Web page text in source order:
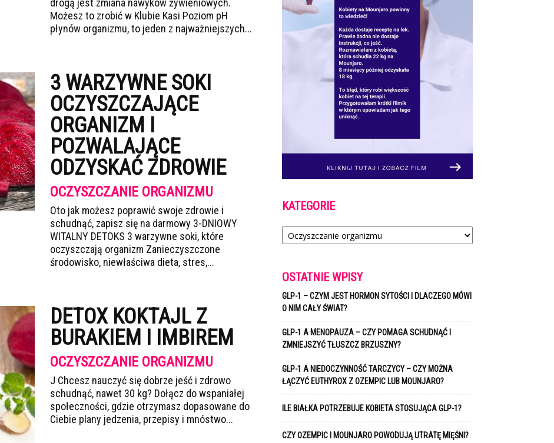
drogą jest zmiana nawyków żywieniowych.
Możesz to zrobić w Klubie Kasi Poziom pH
płynów organizmu, to jeden z najważniejszych...
3 WARZYWNE SOKI
OCZYSZCZAJĄCE
ORGANIZM I
POZWALAJĄCE
ODZYSKAĆ ZDROWIE
OCZYSZCZANIE ORGANIZMU
Oto jak możesz poprawić swoje zdrowie i
schudnąć, zapisz się na darmowy 3-DNIOWY
WITALNY DETOKS 3 warzywne soki, które
oczyszczają organizm Zanieczyszczone
środowisko, niewłaściwa dieta, stres,...
DETOX KOKTAJL Z
BURAKIEM I IMBIREM
OCZYSZCZANIE ORGANIZMU
J Chcesz nauczyć się dobrze jeść i zdrowo
schudnąć, nawet 30 kg? Dołącz do wspaniałej
społeczności, gdzie otrzymasz dopasowane do
Ciebie plany jedzenia, przepisy i mnóstwo...
KATEGORIE
Kategorie
OSTATNIE WPISY
GLP-1 – CZYM JEST HORMON SYTOŚCI I DLACZEGO MÓWI
O NIM CAŁY ŚWIAT?
GLP-1 A MENOPAUZA – CZY POMAGA SCHUDNĄĆ I
ZMNIEJSZYĆ TŁUSZCZ BRZUSZNY?
GLP-1 A NIEDOCZYNNOŚĆ TARCZYCY – CZY MOŻNA
ŁĄCZYĆ EUTHYROX Z OZEMPIC LUB MOUNJARO?
ILE BIAŁKA POTRZEBUJE KOBIETA STOSUJĄCA GLP-1?
CZY OZEMPIC I MOUNJARO POWODUJĄ UTRATĘ MIĘŚNI?